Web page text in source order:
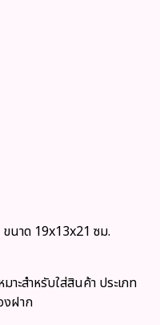
นาด 19x13x21 ซม.
ะสำหรับใส่สินค้า ประเภท
งฝาก